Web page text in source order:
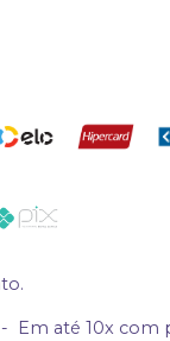
-
Em até 10x com